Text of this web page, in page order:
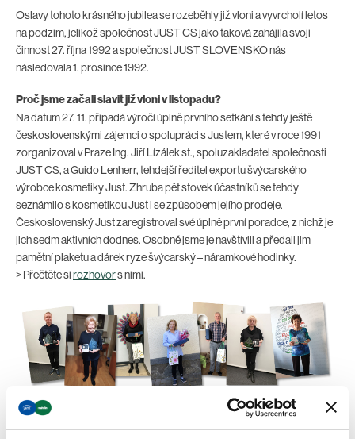
Oslavy tohoto krásného jubilea se rozeběhly již vloni a vyvrcholí letos
na podzim, jelikož společnost JUST CS jako taková zahájila svoji
činnost 27. října 1992 a společnost JUST SLOVENSKO nás
následovala 1. prosince 1992.
Proč jsme začali slavit již vloni v listopadu?
Na datum 27. 11. připadá výročí úplně prvního setkání s tehdy ještě
československými zájemci o spolupráci s Justem, které v roce 1991
zorganizoval v Praze Ing. Jiří Lízálek st., spoluzakladatel společnosti
JUST CS, a Guido Lenherr, tehdejší ředitel exportu švýcarského
výrobce kosmetiky Just. Zhruba pět stovek účastníků se tehdy
seznámilo s kosmetikou Just i se způsobem jejího prodeje.
Československý Just zaregistroval své úplně první poradce, z nichž je
jich sedm aktivních dodnes. Osobně jsme je navštívili a předali jim
pamětní plaketu a dárek ryze švýcarský – náramkové hodinky.
> Přečtěte sirozhovors nimi.
Zleva: Vladimír Komár, Marie Kropáčková, Jarmila Šmídová,